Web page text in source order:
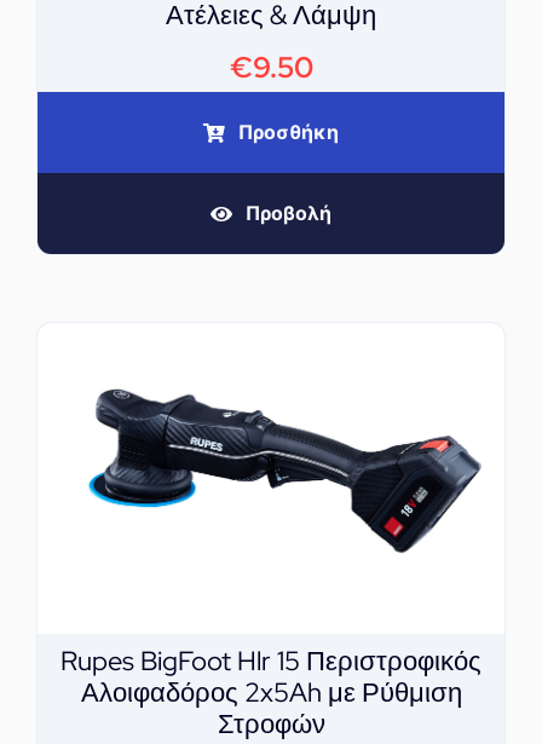
Ατέλειες & Λάμψη
€9.50
Προσθήκη
Προβολή
Rupes BigFoot Hlr 15 Περιστροφικός
Αλοιφαδόρος 2x5Ah με Ρύθμιση
Στροφών